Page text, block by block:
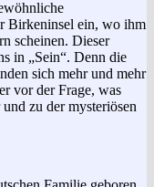
Birkeninsel ein, wo ihm
scheinen. Dieser
in „Sein“. Denn die
sich mehr und mehr
vor der Frage, was
zu der mysteriösen